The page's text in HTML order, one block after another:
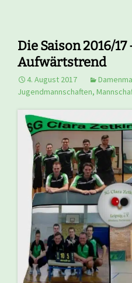
Die Saison 2016/
Aufwärtstrend
4. August 2017
Jugendmannschaften,